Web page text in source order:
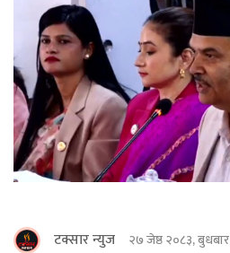
टक्सार न्युज २७ जेष्ठ २०८३, बुधबार